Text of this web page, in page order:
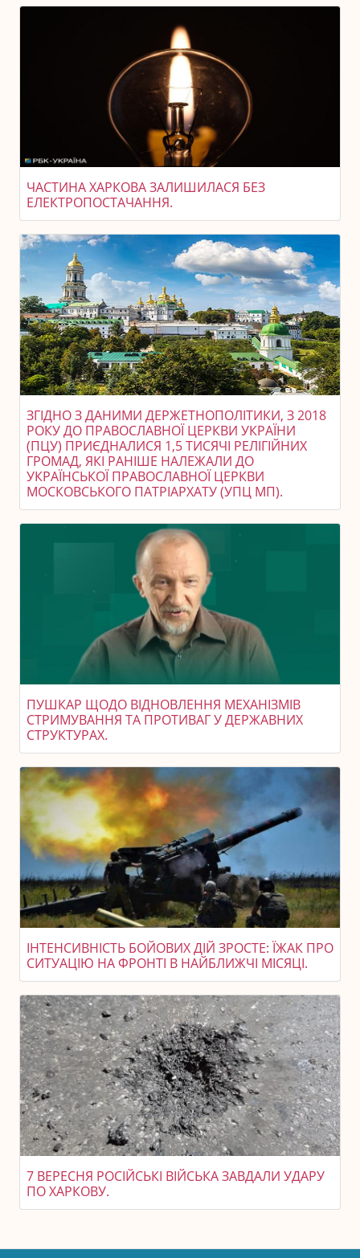
ЧАСТИНА ХАРКОВА ЗАЛИШИЛАСЯ БЕЗ
ЕЛЕКТРОПОСТАЧАННЯ.
ЗГІДНО З ДАНИМИ ДЕРЖЕТНОПОЛІТИКИ, З 2018
РОКУ ДО ПРАВОСЛАВНОЇ ЦЕРКВИ УКРАЇНИ
(ПЦУ) ПРИЄДНАЛИСЯ 1,5 ТИСЯЧІ РЕЛІГІЙНИХ
ГРОМАД, ЯКІ РАНІШЕ НАЛЕЖАЛИ ДО
УКРАЇНСЬКОЇ ПРАВОСЛАВНОЇ ЦЕРКВИ
МОСКОВСЬКОГО ПАТРІАРХАТУ (УПЦ МП).
ПУШКАР ЩОДО ВІДНОВЛЕННЯ МЕХАНІЗМІВ
СТРИМУВАННЯ ТА ПРОТИВАГ У ДЕРЖАВНИХ
СТРУКТУРАХ.
ІНТЕНСИВНІСТЬ БОЙОВИХ ДІЙ ЗРОСТЕ: ЇЖАК ПРО
СИТУАЦІЮ НА ФРОНТІ В НАЙБЛИЖЧІ МІСЯЦІ.
7 ВЕРЕСНЯ РОСІЙСЬКІ ВІЙСЬКА ЗАВДАЛИ УДАРУ
ПО ХАРКОВУ.